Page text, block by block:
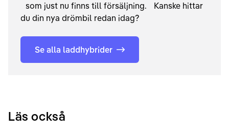
som just nu finns till försäljning. Kanske hittar
du din nya drömbil redan idag?
Se alla laddhybrider
Läs också